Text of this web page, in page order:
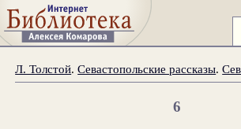
Л. Толстой.Севастопольские рассказы.
6